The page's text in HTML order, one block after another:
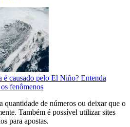
é causado pelo El Niño? Entenda
fenômenos
quantidade de números ou deixar que o
Também é possível utilizar sites
para apostas.